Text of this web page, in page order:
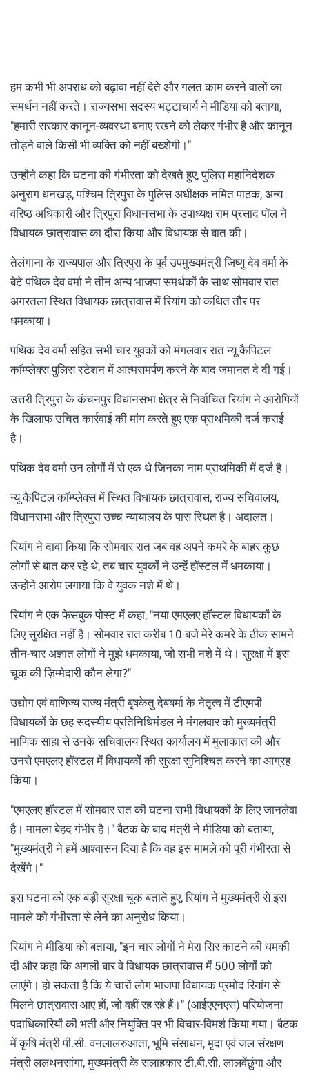
हम कभी भी अपराध को बढ़ावा नहीं देते और गलत काम करने वालों का
समर्थन नहीं करते। राज्यसभा सदस्य भट्टाचार्य ने मीडिया को बताया,
"हमारी सरकार कानून-व्यवस्था बनाए रखने को लेकर गंभीर है और कानून
तोड़ने वाले किसी भी व्यक्ति को नहीं बख्शेगी।"
उन्होंने कहा कि घटना की गंभीरता को देखते हुए, पुलिस महानिदेशक
अनुराग धनखड़, पश्चिम त्रिपुरा के पुलिस अधीक्षक नमित पाठक, अन्य
वरिष्ठ अधिकारी और त्रिपुरा विधानसभा के उपाध्यक्ष राम प्रसाद पॉल ने
विधायक छात्रावास का दौरा किया और विधायक से बात की।
तेलंगाना के राज्यपाल और त्रिपुरा के पूर्व उपमुख्यमंत्री जिष्णु देव वर्मा के
बेटे पथिक देव वर्मा ने तीन अन्य भाजपा समर्थकों के साथ सोमवार रात
अगरतला स्थित विधायक छात्रावास में रियांग को कथित तौर पर
धमकाया।
पथिक देव वर्मा सहित सभी चार युवकों को मंगलवार रात न्यू कैपिटल
कॉम्प्लेक्स पुलिस स्टेशन में आत्मसमर्पण करने के बाद जमानत दे दी गई।
उत्तरी त्रिपुरा के कंचनपुर विधानसभा क्षेत्र से निर्वाचित रियांग ने आरोपियों
के खिलाफ उचित कार्रवाई की मांग करते हुए एक प्राथमिकी दर्ज कराई
है।
पथिक देव वर्मा उन लोगों में से एक थे जिनका नाम प्राथमिकी में दर्ज है।
न्यू कैपिटल कॉम्प्लेक्स में स्थित विधायक छात्रावास, राज्य सचिवालय,
विधानसभा और त्रिपुरा उच्च न्यायालय के पास स्थित है। अदालत।
रियांग ने दावा किया कि सोमवार रात जब वह अपने कमरे के बाहर कुछ
लोगों से बात कर रहे थे, तब चार युवकों ने उन्हें हॉस्टल में धमकाया।
उन्होंने आरोप लगाया कि वे युवक नशे में थे।
रियांग ने एक फेसबुक पोस्ट में कहा, "नया एमएलए हॉस्टल विधायकों के
लिए सुरक्षित नहीं है। सोमवार रात करीब 10 बजे मेरे कमरे के ठीक सामने
तीन-चार अज्ञात लोगों ने मुझे धमकाया, जो सभी नशे में थे। सुरक्षा में इस
चूक की ज़िम्मेदारी कौन लेगा?"
उद्योग एवं वाणिज्य राज्य मंत्री बृषकेतु देबबर्मा के नेतृत्व में टीएमपी
विधायकों के छह सदस्यीय प्रतिनिधिमंडल ने मंगलवार को मुख्यमंत्री
माणिक साहा से उनके सचिवालय स्थित कार्यालय में मुलाकात की और
उनसे एमएलए हॉस्टल में विधायकों की सुरक्षा सुनिश्चित करने का आग्रह
किया।
"एमएलए हॉस्टल में सोमवार रात की घटना सभी विधायकों के लिए जानलेवा
है। मामला बेहद गंभीर है।" बैठक के बाद मंत्री ने मीडिया को बताया,
"मुख्यमंत्री ने हमें आश्वासन दिया है कि वह इस मामले को पूरी गंभीरता से
देखेंगे।"
इस घटना को एक बड़ी सुरक्षा चूक बताते हुए, रियांग ने मुख्यमंत्री से इस
मामले को गंभीरता से लेने का अनुरोध किया।
रियांग ने मीडिया को बताया, "इन चार लोगों ने मेरा सिर काटने की धमकी
दी और कहा कि अगली बार वे विधायक छात्रावास में 500 लोगों को
लाएंगे। हो सकता है कि ये चारों लोग भाजपा विधायक प्रमोद रियांग से
मिलने छात्रावास आए हों, जो वहीं रह रहे हैं।" (आईएएनएस) परियोजना
पदाधिकारियों की भर्ती और नियुक्ति पर भी विचार-विमर्श किया गया। बैठक
में कृषि मंत्री पी.सी. वनलालरुआता, भूमि संसाधन, मृदा एवं जल संरक्षण
मंत्री ललथनसांगा, मुख्यमंत्री के सलाहकार टी.बी.सी. लालवेंछुंगा और